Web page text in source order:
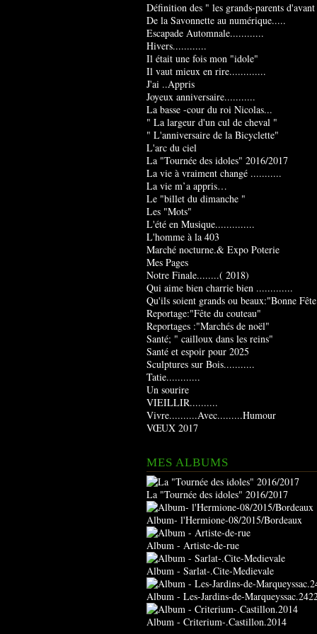
Définition des " les grands-parents
De la Savonnette au numérique.....
Escapade Automnale............
Hivers............
Il était une fois mon "idole"
Il vaut mieux en rire.............
J'ai ..Appris
Joyeux anniversaire...........
La basse -cour du roi Nicolas...
" La largeur d'un cul de cheval "
" L'anniversaire de la Bicyclette"
L'arc du ciel
La "Tournée des idoles" 2016/2017
La vie à vraiment changé ...........
La vie m’a appris…
Le "billet du dimanche "
Les "Mots"
L'été en Musique..............
L'homme à la 403
Marché nocturne.& Expo Poterie
Mes Pages
Notre Finale........( 2018)
Qui aime bien charrie bien .............
Qu'ils soient grands ou beaux:"Bonne
Reportage:"Fête du couteau"
Reportages :"Marchés de noël"
Santé; " cailloux dans les reins"
Santé et espoir pour 2025
Sculptures sur Bois...........
Tatie............
Un sourire
VIEILLIR..........
Vivre..........Avec.........Humour
VŒUX 2017
MES ALBUMS
La "Tournée des idoles" 2016/2017
Album- l'Hermione-08/2015/Bordeaux
Album - Artiste-de-rue
Album - Sarlat-.Cite-Medievale
Album - Les-Jardins-de-
Album - Criterium-.Castillon.2014